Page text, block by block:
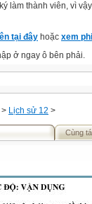
làm thành viên, vì
tại đây hoặc xem
ở ngay ô bên phải.
> Lịch sử 12 >
Cùng